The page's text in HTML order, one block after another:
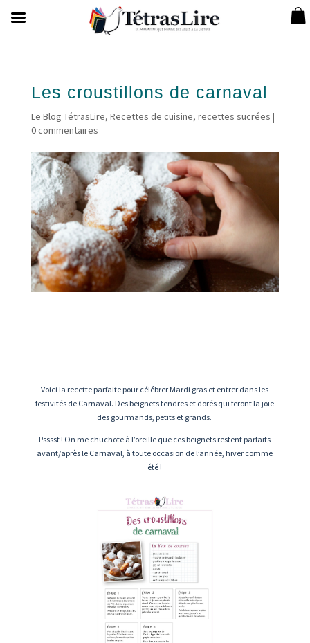
Les croustillons de carnaval
Le Blog TétrasLire, Recettes de cuisine, recettes sucrées |
0 commentaires
Voici la recette parfaite pour célébrer Mardi gras et entrer dans les
festivités de Carnaval. Des beignets tendres et dorés qui feront la joie
des gourmands, petits et grands.
Psssst ! On me chuchote à l’oreille que ces beignets restent parfaits
avant/après le Carnaval, à toute occasion de l’année, hiver comme
été !